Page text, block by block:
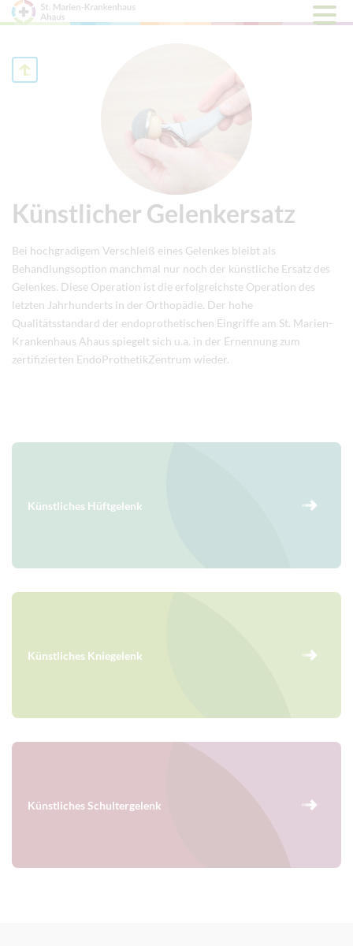
Künstlicher Gelenkersatz
Bei hochgradigem Verschleiß eines Gelenkes bleibt als
Behandlungsoption manchmal nur noch der künstliche Ersatz des
Gelenkes. Diese Operation ist die erfolgreichste Operation des
letzten Jahrhunderts in der Orthopädie. Der hohe
Qualitätsstandard der endoprothetischen Eingriffe am St. Marien-
Krankenhaus Ahaus spiegelt sich u.a. in der Ernennung zum
zertifizierten EndoProthetikZentrum wieder.
Künstliches Hüftgelenk
Künstliches Kniegelenk
Künstliches Schultergelenk